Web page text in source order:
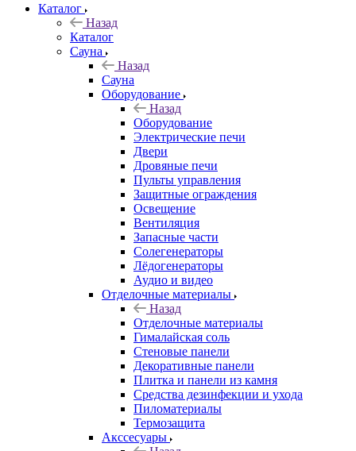
Каталог
Назад
Каталог
Сауна
Назад
Сауна
Оборудование
Назад
Оборудование
Электрические печи
Двери
Дровяные печи
Пульты управления
Защитные ограждения
Освещение
Вентиляция
Запасные части
Солегенераторы
Лёдогенераторы
Аудио и видео
Отделочные материалы
Назад
Отделочные материалы
Гималайская соль
Стеновые панели
Декоративные панели
Плитка и панели из камня
Средства дезинфекции и ухода
Пиломатериалы
Термозащита
Аксcесуары